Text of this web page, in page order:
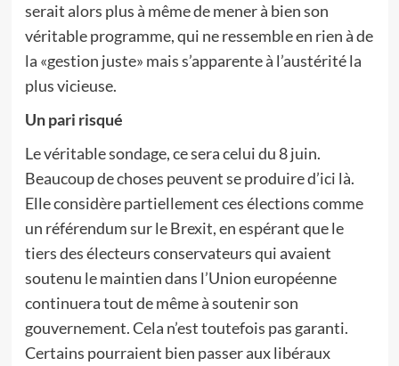
serait alors plus à même de mener à bien son
véritable programme, qui ne ressemble en rien à de
la «gestion juste» mais s’apparente à l’austérité la
plus vicieuse.
Un pari risqué
Le véritable sondage, ce sera celui du 8 juin.
Beaucoup de choses peuvent se produire d’ici là.
Elle considère partiellement ces élections comme
un référendum sur le Brexit, en espérant que le
tiers des électeurs conservateurs qui avaient
soutenu le maintien dans l’Union européenne
continuera tout de même à soutenir son
gouvernement. Cela n’est toutefois pas garanti.
Certains pourraient bien passer aux libéraux